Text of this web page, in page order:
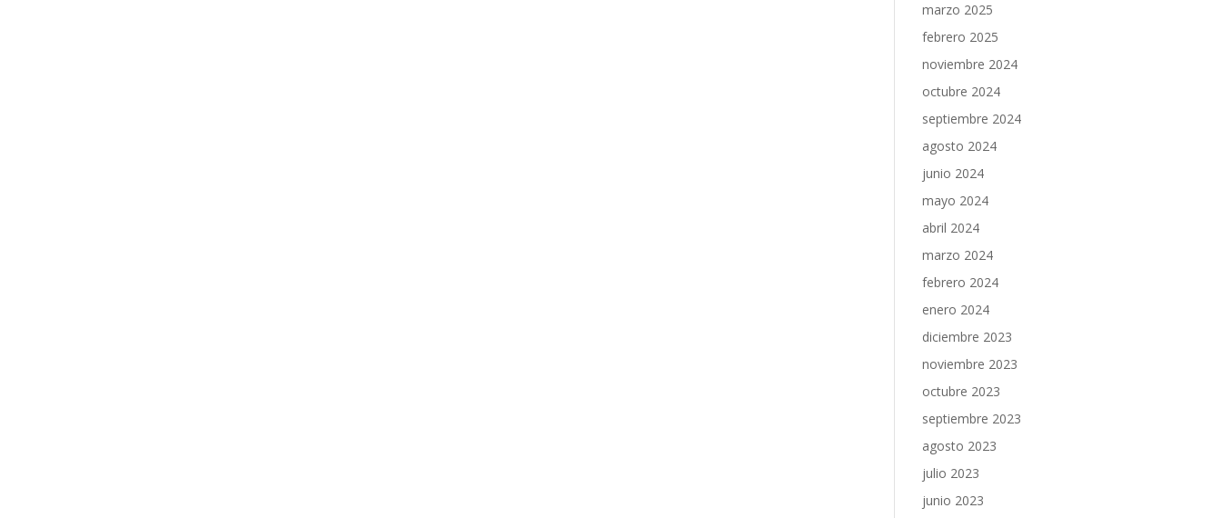
marzo 2025
febrero 2025
noviembre 2024
octubre 2024
septiembre 2024
agosto 2024
junio 2024
mayo 2024
abril 2024
marzo 2024
febrero 2024
enero 2024
diciembre 2023
noviembre 2023
octubre 2023
septiembre 2023
agosto 2023
julio 2023
junio 2023